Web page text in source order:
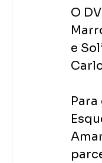
O
e